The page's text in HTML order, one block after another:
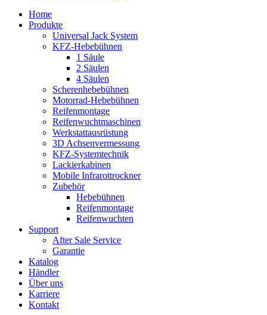
Home
Produkte
Universal Jack System
KFZ-Hebebühnen
1 Säule
2 Säulen
4 Säulen
Scherenhebebühnen
Motorrad-Hebebühnen
Reifenmontage
Reifenwuchtmaschinen
Werkstattausrüstung
3D Achsenvermessung
KFZ-Systemtechnik
Lackierkabinen
Mobile Infrarottrockner
Zubehör
Hebebühnen
Reifenmontage
Reifenwuchten
Support
After Sale Service
Garantie
Katalog
Händler
Über uns
Karriere
Kontakt